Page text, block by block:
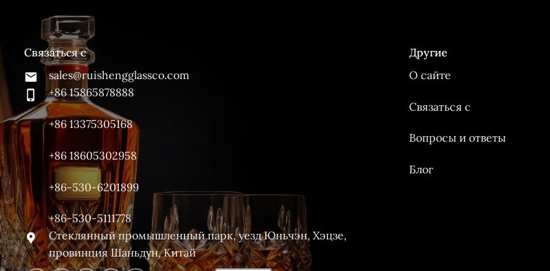
Связаться с
sales@ruishengglassco.com
+86 15865878888
+86 13375305168
+86 18605302958
+86-530-6201899
+86-530-5111778
Стеклянный промышленный парк, уезд Юньчэн, Хэцзе,
провинция Шаньдун, Китай
Другие
О сайте
Связаться с
Вопросы и ответы
Блог